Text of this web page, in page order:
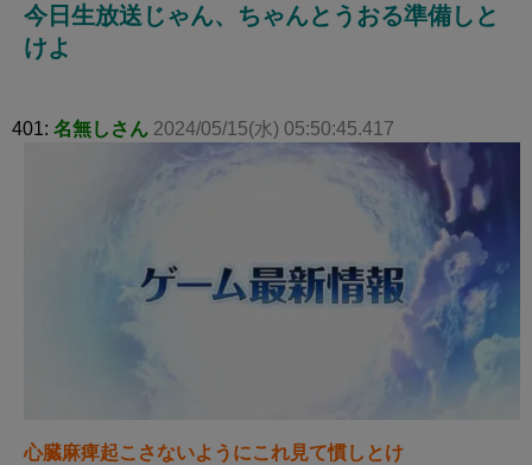
今日生放送じゃん、ちゃんとうおる準備しと
けよ
401: 名無しさん 2024/05/15(水) 05:50:45.417
心臓麻痺起こさないようにこれ見て慣しとけ